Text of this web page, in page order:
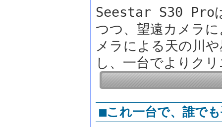
Seestar S30 Pro
つつ、望遠カメラ
メラによる天の川
し、一台でよりク
■これ一台で、誰で